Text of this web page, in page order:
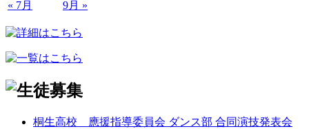
« 7月
9月 »
桐生高校 應援指導委員会 ダンス部 合同演技発表会